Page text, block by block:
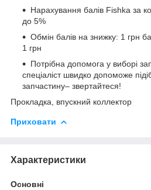
Нарахування балів Fishka за
до 5%
Обмін балів на знижку: 1 грн
1 грн
Потрібна допомога у виборі
спеціаліст швидко допоможе
запчастину– звертайтеся!
Прокладка, впускний коллектор
Приховати
Характеристики
Основні